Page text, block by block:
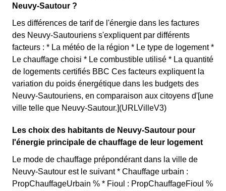
Neuvy-Sautour ?
Les différences de tarif de l'énergie dans les factures
des Neuvy-Sautouriens s'expliquent par différents
facteurs : * La météo de la région * Le type de logement *
Le chauffage choisi * Le combustible utilisé * La quantité
de logements certifiés BBC Ces facteurs expliquent la
variation du poids énergétique dans les budgets des
Neuvy-Sautouriens, en comparaison aux citoyens d'[une
ville telle que Neuvy-Sautour.](URLVilleV3)
Les choix des habitants de Neuvy-Sautour pour
l'énergie principale de chauffage de leur logement
Le mode de chauffage prépondérant dans la ville de
Neuvy-Sautour est le suivant * Chauffage urbain :
PropChauffageUrbain % * Fioul : PropChauffageFioul %